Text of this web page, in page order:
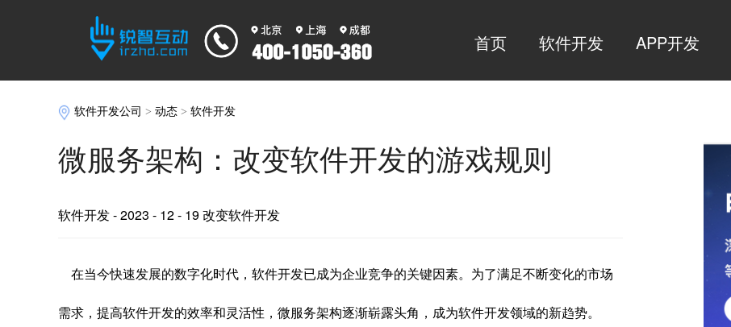
首页 软件开发 APP开发
软件开发公司 >动态 >软件开发
微服务架构：改变软件开发的游戏规则
软件开发- 2023 - 12 - 19 改变软件开发
在当今快速发展的数字化时代，软件开发已成为企业竞争的关键因素。为了满足不断变化的市场
需求，提高软件开发的效率和灵活性，微服务架构逐渐崭露头角，成为软件开发领域的新趋势。